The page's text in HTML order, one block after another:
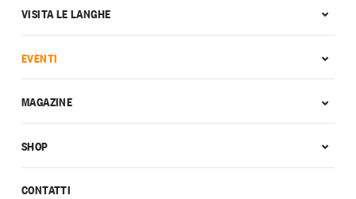
CONTATTI
VISITA LE LANGHE
EVENTI
MAGAZINE
SHOP